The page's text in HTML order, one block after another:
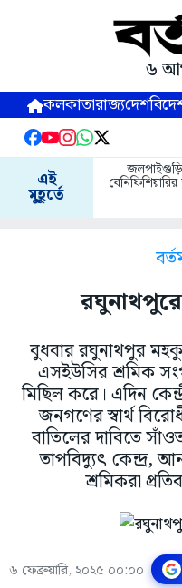
৬
কলকাতারাজ্যদেশ
এই
মুহূর্তে
বুধবার রঘুনাথপুর
এসইউসির শ্রমিক
মিছিল করে। এদিন
জনগণের স্বার্থ
বাতিলের দাবিতে
তাপবিদ্যুৎ কেন্দ্র,
শ্রমিকরা
৬ ফেব্রুয়ারি, ২০২৫ ০০:০০